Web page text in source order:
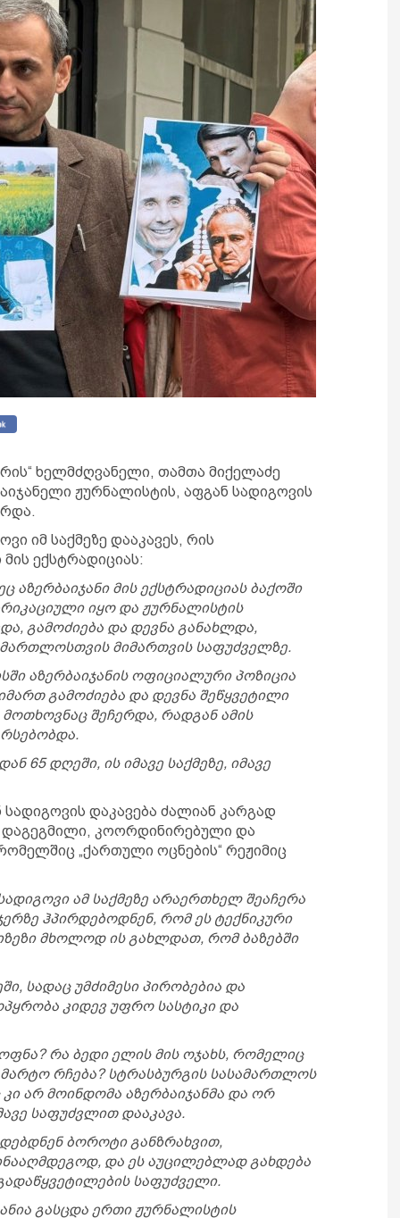
ხელმძღვანელი, თამთა მიქელაძე
ჟურნალისტის, აფგან სადიგოვის
იმ საქმეზე დააკავეს, რის
ექსტრადიციას:
აზერბაიჯანი მის ექსტრადიციას ბაქოში
იყო და ჟურნალისტის
გამოძიება და დევნა განახლდა,
მიმართვის საფუძველზე.
აზერბაიჯანის ოფიციალური პოზიცია
გამოძიება და დევნა შეწყვეტილი
შეჩერდა, რადგან ამის
65 დღეში, ის იმავე საქმეზე, იმავე
დაკავება ძალიან კარგად
დაგეგმილი, კოორდინირებული და
„ქართული ოცნების“ რეჟიმიც
ამ საქმეზე არაერთხელ შეაჩერა
ჰპირდებოდნენ, რომ ეს ტექნიკური
მხოლოდ ის გახლდათ, რომ ბაზებში
სადაც უმძიმესი პირობებია და
კიდევ უფრო სასტიკი და
რა ბედი ელის მის ოჯახს, რომელიც
რჩება? სტრასბურგის სასამართლოს
არ მოინდომა აზერბაიჯანმა და ორ
საფუძვლით დააკავა.
ბოროტი განზრახვით,
და ეს აუცილებლად გახდება
საფუძველი.
გასცდა ერთი ჟურნალისტის